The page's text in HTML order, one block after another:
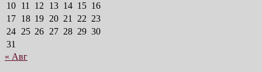
10 11 12 13 14 15 16
17 18 19 20 21 22 23
24 25 26 27 28 29 30
31
« Авг